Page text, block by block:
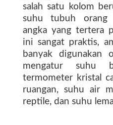
salah satu kolom
suhu tubuh orang
angka yang tertera
ini sangat praktis,
banyak digunakan
mengatur suhu
termometer kristal
ruangan, suhu air
reptile, dan suhu